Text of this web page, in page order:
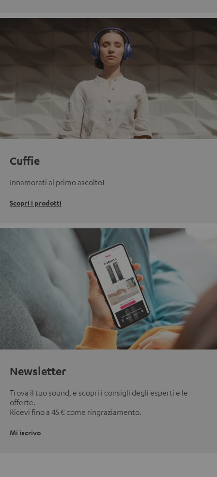
Cuffie
Innamorati al primo ascolto!
Scopri i prodotti
Newsletter
Trova il tuo sound, e scopri i consigli degli esperti e le
offerte.
Ricevi fino a 45 € come ringraziamento.
Mi iscrivo